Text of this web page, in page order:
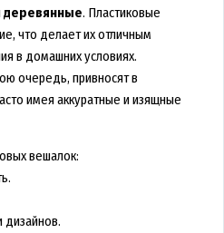
деревянные. Пластиковые
что делает их отличным
в домашних условиях.
очередь, привносят в
имея аккуратные и изящные
вешалок:
дизайнов.